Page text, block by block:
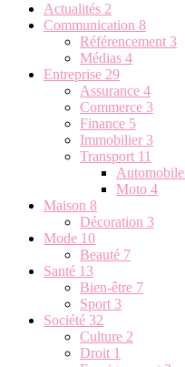
Actualités 2
Communication 8
Référencement 3
Médias 4
Entreprise 29
Assurance 4
Commerce 3
Finance 5
Immobilier 3
Transport 11
Automobile
Moto 4
Maison 8
Décoration 3
Mode 10
Beauté 7
Santé 13
Bien-être 7
Sport 3
Société 32
Culture 2
Droit 1